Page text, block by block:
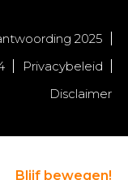
2025
Privacybeleid
Disclaimer
Blijf bewegen!